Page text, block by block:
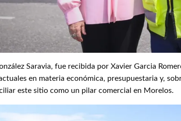
Saravia, fue recibida por Xavier Garcia
en materia económica, presupuestaria y,
este sitio como un pilar comercial en Morelos.